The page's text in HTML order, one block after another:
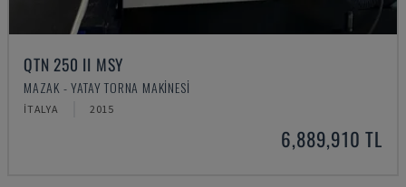
QTN 250 II MSY
MAZAK - YATAY TORNA MAKINESI
İTALYA 2015
6,889,910 TL